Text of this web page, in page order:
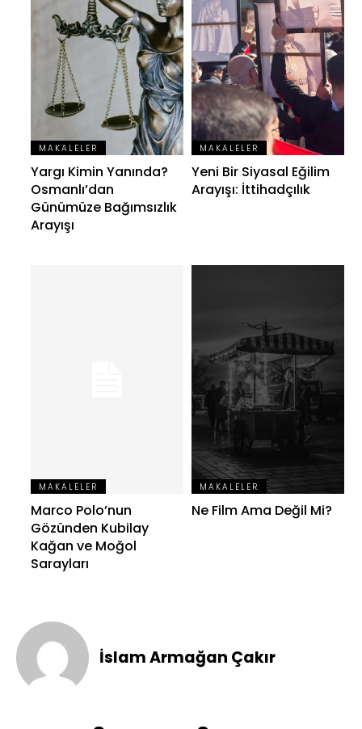
İslam Armağan Çakır
MAKALELER
Yargı Kimin Yanında?
Osmanlı’dan
Günümüze Bağımsızlık
Arayışı
MAKALELER
Yeni Bir Siyasal Eğilim
Arayışı: İttihadçılık
MAKALELER
Marco Polo’nun
Gözünden Kubilay
Kağan ve Moğol
Sarayları
MAKALELER
Ne Film Ama Değil Mi?